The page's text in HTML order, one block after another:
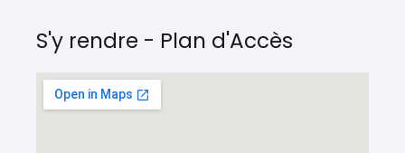
S'y rendre - Plan d'Accès